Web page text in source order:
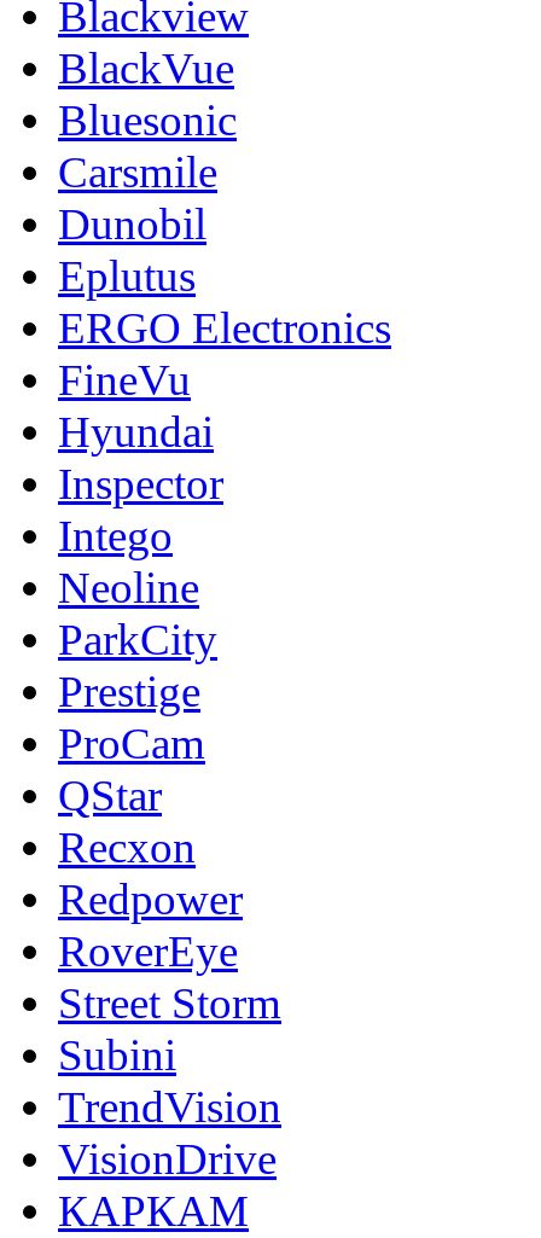
Blackview
BlackVue
Bluesonic
Carsmile
Dunobil
Eplutus
ERGO Electronics
FineVu
Hyundai
Inspector
Intego
Neoline
ParkCity
Prestige
ProCam
QStar
Recxon
Redpower
RoverEye
Street Storm
Subini
TrendVision
VisionDrive
КАРКАМ